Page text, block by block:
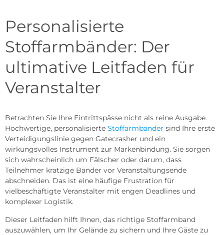
Personalisierte
Stoffarmbänder: Der
ultimative Leitfaden für
Veranstalter
Betrachten Sie Ihre Eintrittspässe nicht als reine Ausgabe.
Hochwertige, personalisierte Stoffarmbänder sind Ihre erste
Verteidigungslinie gegen Gatecrasher und ein
wirkungsvolles Instrument zur Markenbindung. Sie sorgen
sich wahrscheinlich um Fälscher oder darum, dass
Teilnehmer kratzige Bänder vor Veranstaltungsende
abschneiden. Das ist eine häufige Frustration für
vielbeschäftigte Veranstalter mit engen Deadlines und
komplexer Logistik.
Dieser Leitfaden hilft Ihnen, das richtige Stoffarmband
auszuwählen, um Ihr Gelände zu sichern und Ihre Gäste zu